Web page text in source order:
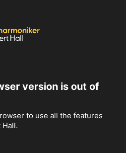
version is out of
to use all the features